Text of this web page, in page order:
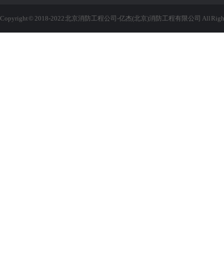
Copyright © 2018-2022 北京消防工程公司-亿杰(北京)消防工程有限公司 All